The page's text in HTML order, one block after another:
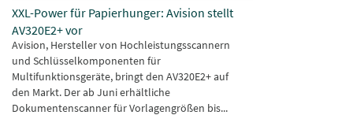
XXL-Power für Papierhunger: Avision stellt
AV320E2+ vor
Avision, Hersteller von Hochleistungsscannern
und Schlüsselkomponenten für
Multifunktionsgeräte, bringt den AV320E2+ auf
den Markt. Der ab Juni erhältliche
Dokumentenscanner für Vorlagengrößen bis...